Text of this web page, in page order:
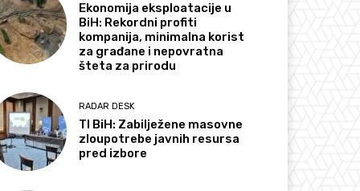
Ekonomija eksploatacije u
BiH: Rekordni profiti
kompanija, minimalna korist
za građane i nepovratna
šteta za prirodu
RADAR DESK
TI BiH: Zabilježene masovne
zloupotrebe javnih resursa
pred izbore